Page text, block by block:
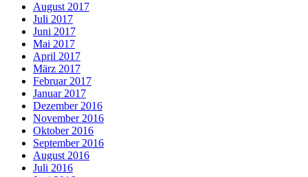
August 2017
Juli 2017
Juni 2017
Mai 2017
April 2017
März 2017
Februar 2017
Januar 2017
Dezember 2016
November 2016
Oktober 2016
September 2016
August 2016
Juli 2016